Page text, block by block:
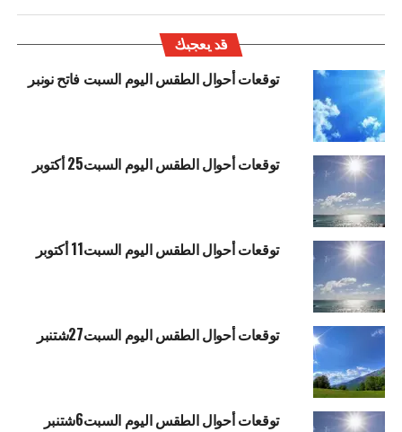
قد يعجبك
توقعات أحوال الطقس اليوم السبت فاتح نونبر
توقعات أحوال الطقس اليوم السبت25 أكتوبر
توقعات أحوال الطقس اليوم السبت11 أكتوبر
توقعات أحوال الطقس اليوم السبت27شتنبر
توقعات أحوال الطقس اليوم السبت6شتنبر